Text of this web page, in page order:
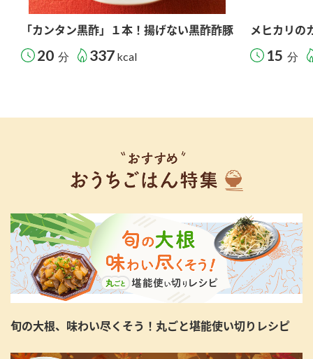
「カンタン黒酢」１本！揚げない黒酢酢豚
20 分 337 kcal
メヒカリの
15 分
旬の大根、味わい尽くそう！丸ごと堪能使い切りレシピ